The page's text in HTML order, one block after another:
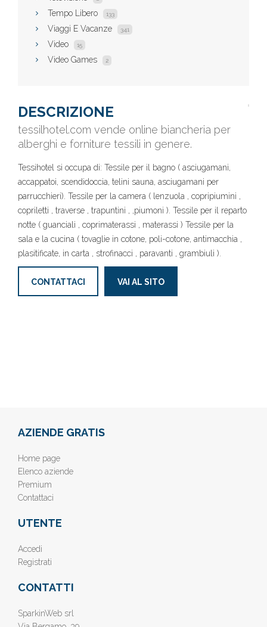
Tempo Libero 133
Viaggi E Vacanze 341
Video 15
Video Games 2
DESCRIZIONE
tessilhotel.com vende online biancheria per
alberghi e forniture tessili in genere.
Tessihotel si occupa di: Tessile per il bagno ( asciugamani,
accappatoi, scendidoccia, telini sauna, asciugamani per
parrucchieri). Tessile per la camera ( lenzuola , copripiumini ,
copriletti , traverse , trapuntini , ,piumoni ). Tessile per il reparto
notte ( guanciali , coprimaterassi , materassi ) Tessile per la
sala e la cucina ( tovaglie in cotone, poli-cotone, antimacchia ,
plasitificate, in carta , strofinacci , paravanti , grambiuli ).
CONTATTACI VAI AL SITO
AZIENDE GRATIS
Home page
Elenco aziende
Premium
Contattaci
UTENTE
Accedi
Registrati
CONTATTI
SparkinWeb srl